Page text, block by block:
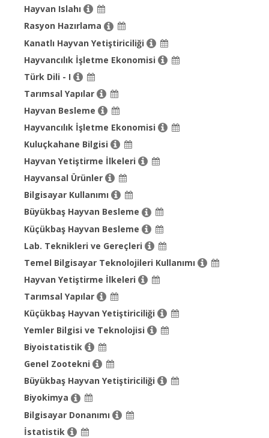
Hayvan Islahı
Rasyon Hazırlama
Kanatlı Hayvan Yetiştiriciliği
Hayvancılık İşletme Ekonomisi
Türk Dili - I
Tarımsal Yapılar
Hayvan Besleme
Hayvancılık İşletme Ekonomisi
Kuluçkahane Bilgisi
Hayvan Yetiştirme İlkeleri
Hayvansal Ürünler
Bilgisayar Kullanımı
Büyükbaş Hayvan Besleme
Küçükbaş Hayvan Besleme
Lab. Teknikleri ve Gereçleri
Temel Bilgisayar Teknolojileri Kullanımı
Hayvan Yetiştirme İlkeleri
Tarımsal Yapılar
Küçükbaş Hayvan Yetiştiriciliği
Yemler Bilgisi ve Teknolojisi
Biyoistatistik
Genel Zootekni
Büyükbaş Hayvan Yetiştiriciliği
Biyokimya
Bilgisayar Donanımı
İstatistik